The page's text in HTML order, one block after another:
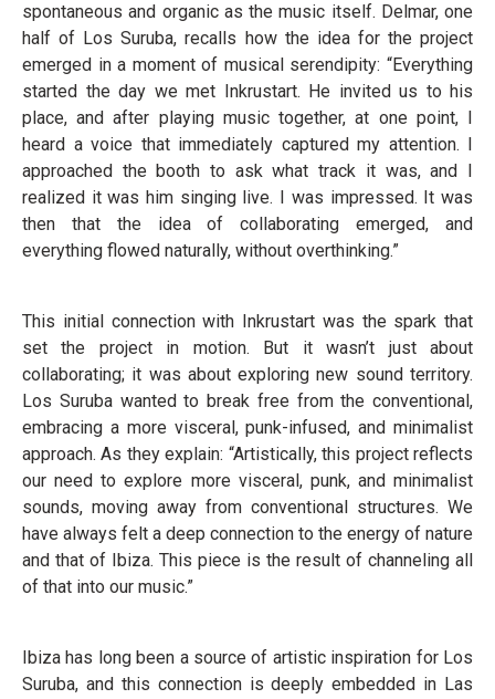
spontaneous and organic as the music itself. Delmar, one
half of Los Suruba, recalls how the idea for the project
emerged in a moment of musical serendipity: “Everything
started the day we met Inkrustart. He invited us to his
place, and after playing music together, at one point, I
heard a voice that immediately captured my attention. I
approached the booth to ask what track it was, and I
realized it was him singing live. I was impressed. It was
then that the idea of collaborating emerged, and
everything flowed naturally, without overthinking.”
This initial connection with Inkrustart was the spark that
set the project in motion. But it wasn’t just about
collaborating; it was about exploring new sound territory.
Los Suruba wanted to break free from the conventional,
embracing a more visceral, punk-infused, and minimalist
approach. As they explain: “Artistically, this project reflects
our need to explore more visceral, punk, and minimalist
sounds, moving away from conventional structures. We
have always felt a deep connection to the energy of nature
and that of Ibiza. This piece is the result of channeling all
of that into our music.”
Ibiza has long been a source of artistic inspiration for Los
Suruba, and this connection is deeply embedded in Las